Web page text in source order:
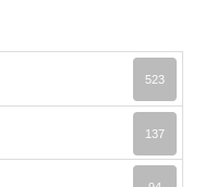
523
137